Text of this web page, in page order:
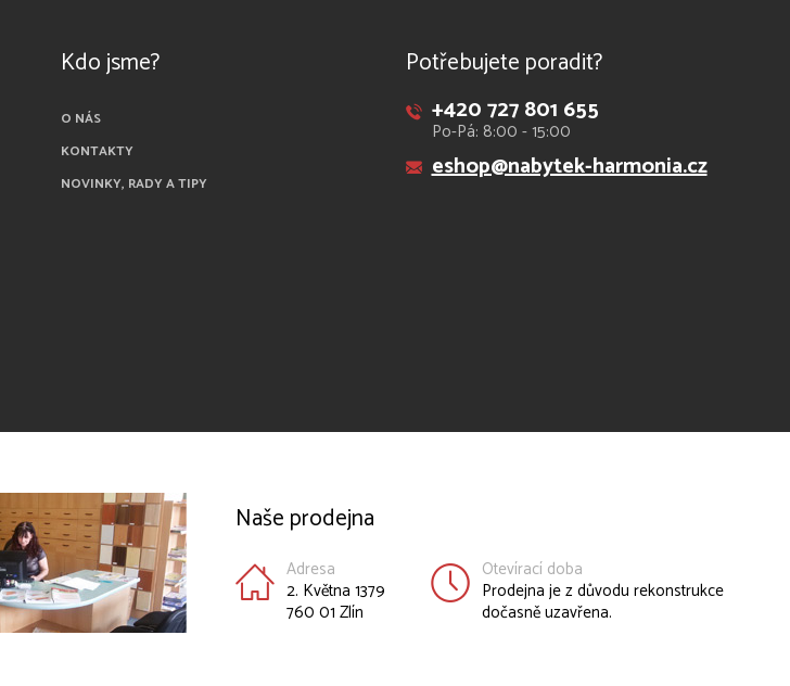
Kdo jsme?
O NÁS
KONTAKTY
NOVINKY, RADY A TIPY
Potřebujete poradit?
+420 727 801 655
Po-Pá: 8:00 - 15:00
eshop@nabytek-harmonia.cz
Naše prodejna
Adresa
2. Května 1379
760 01 Zlín
Otevírací doba
Prodejna je z důvodu rekonstrukce
dočasně uzavřena.